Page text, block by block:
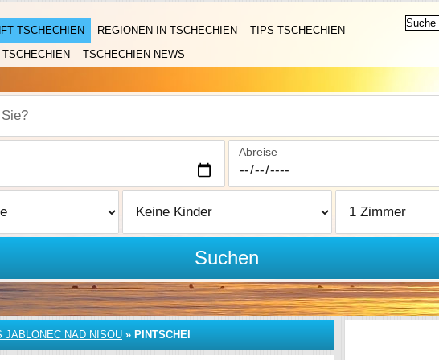
TSCHECHIEN REGIONEN IN TSCHECHIEN
TIPS TSCHECHIEN
TSCHECHIEN NEWS
Abreise
Suchen
JABLONEC NAD NISOU » PINTSCHEI